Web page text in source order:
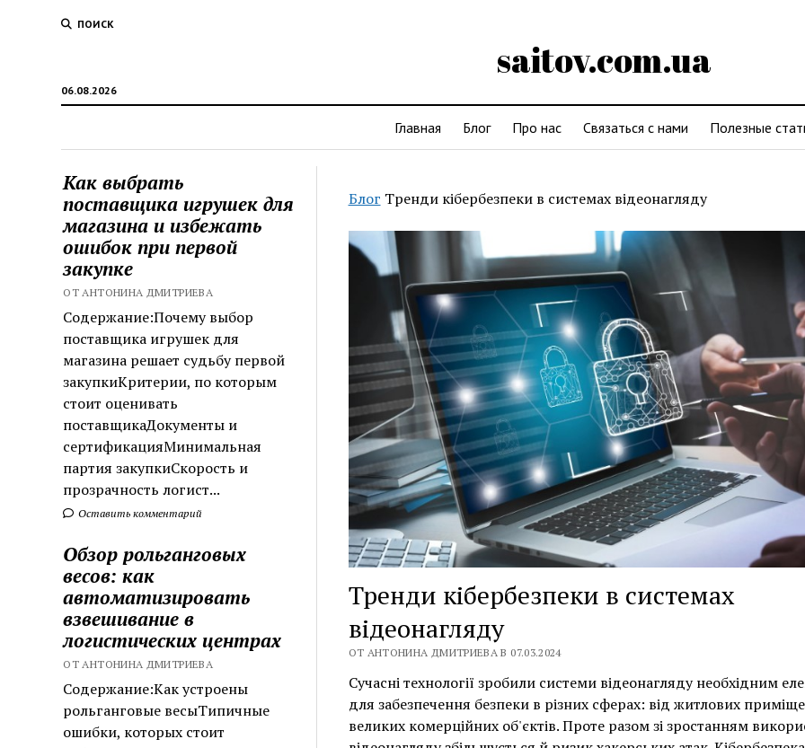
ПОИСК
saitov.com.ua
06.08.2026
Главная Блог Про нас Связаться с нами Полезные
Как выбрать
поставщика игрушек для
магазина и избежать
ошибок при первой
закупке
ОТ АНТОНИНА ДМИТРИЕВА
Содержание:Почему выбор
поставщика игрушек для
магазина решает судьбу первой
закупкиКритерии, по которым
стоит оценивать
поставщикаДокументы и
сертификацияМинимальная
партия закупкиСкорость и
прозрачность логист...
Оставить комментарий
Обзор рольганговых
весов: как
автоматизировать
взвешивание в
логистических центрах
ОТ АНТОНИНА ДМИТРИЕВА
Содержание:Как устроены
рольганговые весыТипичные
ошибки, которых стоит
Блог Тренди кібербезпеки в системах відеонагляду
Тренди кібербезпеки в системах
відеонагляду
ОТ АНТОНИНА ДМИТРИЕВА В 07.03.2024
Сучасні технології зробили системи відеонагляду необхідним
для забезпечення безпеки в різних сферах: від житлових
великих комерційних об'єктів. Проте разом зі зростанням